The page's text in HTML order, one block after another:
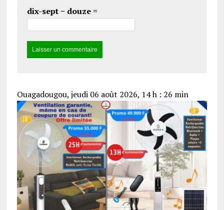
dix-sept − douze =
Ouagadougou, jeudi 06 août 2026, 14 h : 26 min